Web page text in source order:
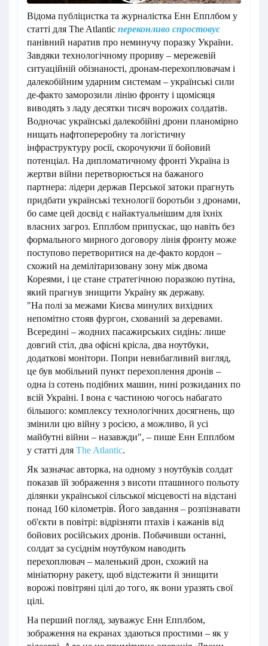
Відома публіцистка та журналістка Енн Епплбом у
статті для The Atlantic переконливо спростовує
панівний наратив про неминучу поразку України.
Завдяки технологічному прориву – мережевій
ситуаційній обізнаності, дронам-перехоплювачам і
далекобійним ударним системам – українські сили
де-факто заморозили лінію фронту і щомісяця
виводять з ладу десятки тисяч ворожих солдатів.
Водночас українські далекобійні дрони планомірно
нищать нафтопереробну та логістичну
інфраструктуру росії, скорочуючи її бойовий
потенціал. На дипломатичному фронті Україна із
жертви війни перетворюється на бажаного
партнера: лідери держав Перської затоки прагнуть
придбати українські технології боротьби з дронами,
бо саме цей досвід є найактуальнішим для їхніх
власних загроз. Епплбом припускає, що навіть без
формального мирного договору лінія фронту може
поступово перетворитися на де-факто кордон –
схожий на демілітаризовану зону між двома
Кореями, і це стане стратегічною поразкою путіна,
який прагнув знищити Україну як державу.
"На полі за межами Києва минулих вихідних
непомітно стояв фургон, схований за деревами.
Всередині – жодних пасажирських сидінь: лише
довгий стіл, два офісні крісла, два ноутбуки,
додаткові монітори. Попри невибагливий вигляд,
це був мобільний пункт перехоплення дронів –
одна із сотень подібних машин, нині розкиданих по
всій Україні. І вона є частиною чогось набагато
більшого: комплексу технологічних досягнень, що
змінили цю війну з росією, а можливо, й усі
майбутні війни – назавжди", – пише Енн Епплбом
у статті для The Atlantic.
Як зазначає авторка, на одному з ноутбуків солдат
показав їй зображення з висоти пташиного польоту
ділянки української сільської місцевості на відстані
понад 160 кілометрів. Його завдання – розпізнавати
об'єкти в повітрі: відрізняти птахів і кажанів від
бойових російських дронів. Побачивши останні,
солдат за сусіднім ноутбуком наводить
перехоплювач – маленький дрон, схожий на
мініатюрну ракету, щоб відстежити й знищити
ворожі повітряні цілі до того, як вони уразять свої
цілі.
На перший погляд, зауважує Енн Епплбом,
зображення на екранах здаються простими – як у